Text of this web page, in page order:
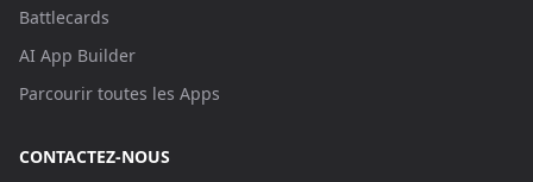
Battlecards
AI App Builder
Parcourir toutes les Apps
CONTACTEZ-NOUS